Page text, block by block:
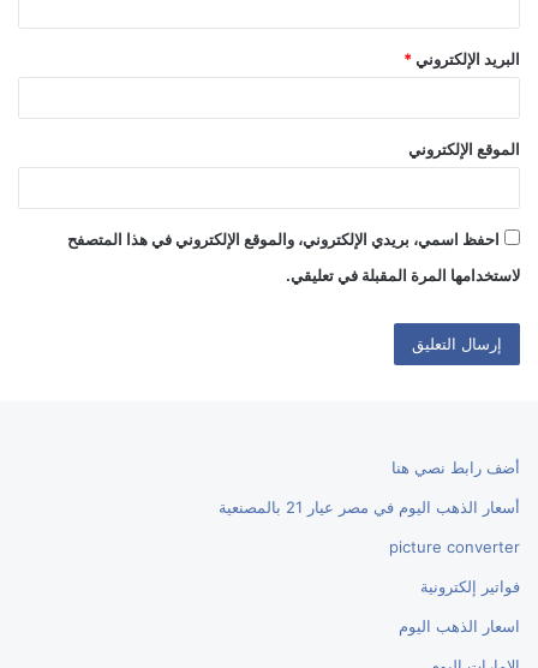
البريد الإلكتروني *
الموقع الإلكتروني
احفظ اسمي، بريدي الإلكتروني، والموقع الإلكتروني في هذا المتصفح
لاستخدامها المرة المقبلة في تعليقي.
أضف رابط نصي هنا
أسعار الذهب اليوم في مصر عيار 21 بالمصنعية
picture converter
فواتير إلكترونية
اسعار الذهب اليوم